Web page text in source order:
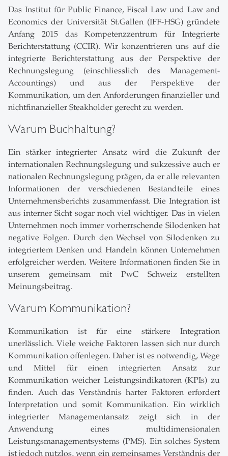
Das Institut für Public Finance, Fiscal Law und Law and
Economics der Universität St.Gallen (IFF-HSG) gründete
Anfang 2015 das Kompetenzzentrum für Integrierte
Berichterstattung (CCIR). Wir konzentrieren uns auf die
integrierte Berichterstattung aus der Perspektive der
Rechnungslegung (einschliesslich des Management-
Accountings) und aus der Perspektive der
Kommunikation, um den Anforderungen finanzieller und
nichtfinanzieller Steakholder gerecht zu werden.
Warum Buchhaltung?
Ein stärker integrierter Ansatz wird die Zukunft der
internationalen Rechnungslegung und sukzessive auch er
nationalen Rechnungslegung prägen, da er alle relevanten
Informationen der verschiedenen Bestandteile eines
Unternehmensberichts zusammenfasst. Die Integration ist
aus interner Sicht sogar noch viel wichtiger. Das in vielen
Unternehmen noch immer vorherrschende Silodenken hat
negative Folgen. Durch den Wechsel von Silodenken zu
integriertem Denken und Handeln können Unternehmen
erfolgreicher werden. Weitere Informationen finden Sie in
unserem gemeinsam mit PwC Schweiz erstellten
Meinungsbeitrag.
Warum Kommunikation?
Kommunikation ist für eine stärkere Integration
unerlässlich. Viele weiche Faktoren lassen sich nur durch
Kommunikation offenlegen. Daher ist es notwendig, Wege
und Mittel für einen integrierten Ansatz zur
Kommunikation weicher Leistungsindikatoren (KPIs) zu
finden. Auch das Verständnis harter Faktoren erfordert
Interpretation und somit Kommunikation. Ein wirklich
integrierter Managementansatz zeigt sich in der
Anwendung eines multidimensionalen
Leistungsmanagementsystems (PMS). Ein solches System
ist jedoch nutzlos, wenn ein gemeinsames Verständnis der